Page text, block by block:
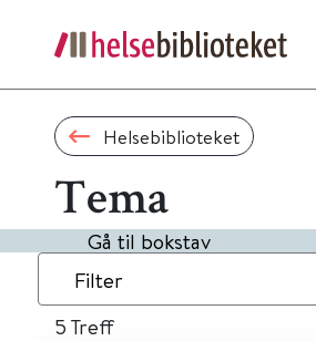
Helsebiblioteket
Tema
Gå til bokstav
Filter
5 Treff